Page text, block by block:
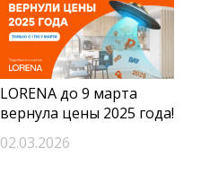
LORENA до 9 марта
вернула цены 2025 года!
02.03.2026